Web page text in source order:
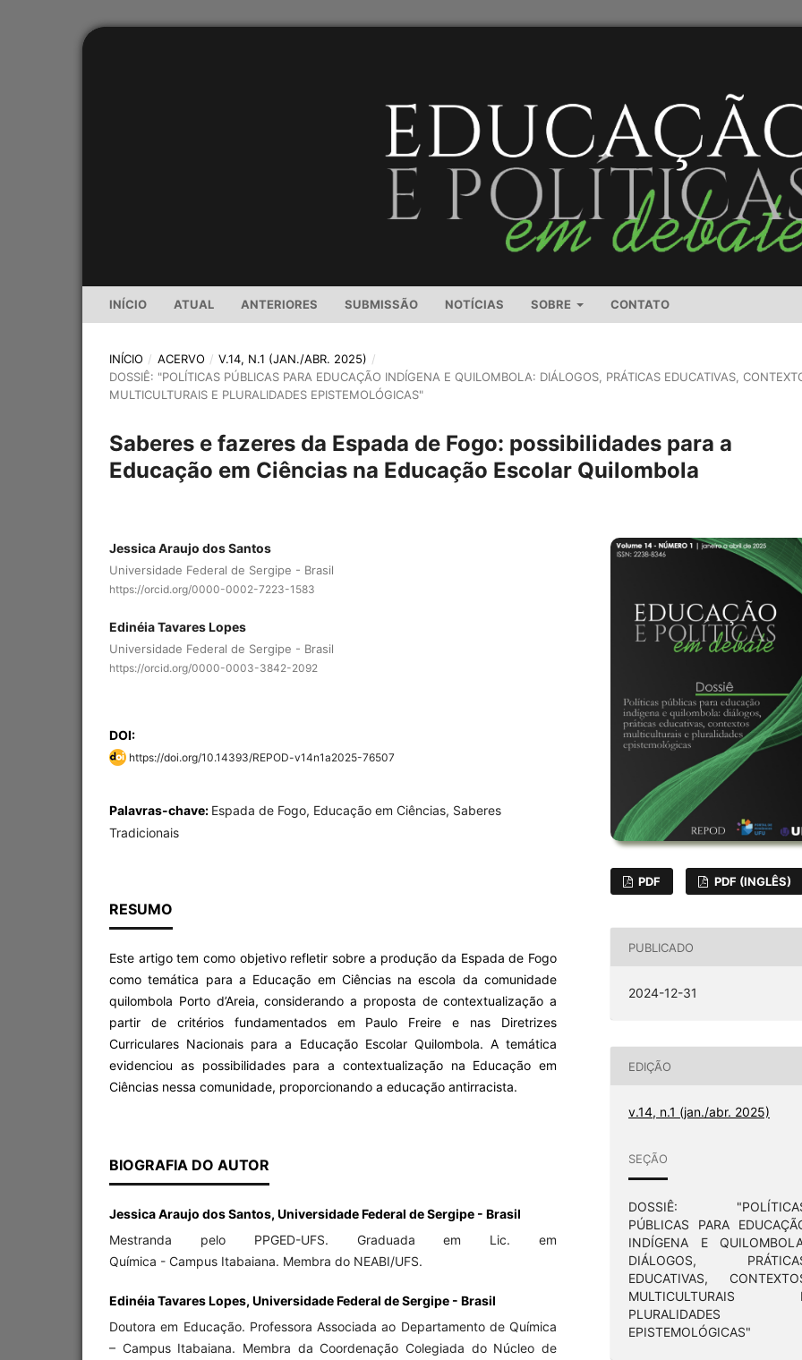
INÍCIO ATUAL ANTERIORES SUBMISSÃO NOTÍCIAS SOBRE CONTATO
INÍCIO / ACERVO / V.14, N.1 (JAN./ABR. 2025) /
DOSSIÊ: "POLÍTICAS PÚBLICAS PARA EDUCAÇÃO INDÍGENA E QUILOMBOLA: DIÁLOGOS, PRÁTICAS EDUCATIVAS,
MULTICULTURAIS E PLURALIDADES EPISTEMOLÓGICAS"
Saberes e fazeres da Espada de Fogo: possibilidades para a
Educação em Ciências na Educação Escolar Quilombola
Jessica Araujo dos Santos
Universidade Federal de Sergipe - Brasil
https://orcid.org/0000-0002-7223-1583
Edinéia Tavares Lopes
Universidade Federal de Sergipe - Brasil
https://orcid.org/0000-0003-3842-2092
DOI:
https://doi.org/10.14393/REPOD-v14n1a2025-76507
Palavras-chave: Espada de Fogo, Educação em Ciências, Saberes
Tradicionais
RESUMO
Este artigo tem como objetivo refletir sobre a produção da Espada de Fogo
como temática para a Educação em Ciências na escola da comunidade
quilombola Porto d’Areia, considerando a proposta de contextualização a
partir de critérios fundamentados em Paulo Freire e nas Diretrizes
Curriculares Nacionais para a Educação Escolar Quilombola. A temática
evidenciou as possibilidades para a contextualização na Educação em
Ciências nessa comunidade, proporcionando a educação antirracista.
BIOGRAFIA DO AUTOR
Jessica Araujo dos Santos, Universidade Federal de Sergipe - Brasil
Mestranda pelo PPGED-UFS. Graduada em Lic. em
Química - Campus Itabaiana. Membra do NEABI/UFS.
Edinéia Tavares Lopes, Universidade Federal de Sergipe - Brasil
Doutora em Educação. Professora Associada ao Departamento de Química
– Campus Itabaiana. Membra da Coordenação Colegiada do Núcleo de
PDF PDF (INGLÊS)
PUBLICADO
2024-12-31
EDIÇÃO
v.14, n.1 (jan./abr. 2025)
SEÇÃO
DOSSIÊ:
PÚBLICAS PARA
INDÍGENA E
DIÁLOGOS,
EDUCATIVAS,
MULTICULTURAIS
PLURALIDADES
EPISTEMOLÓGICAS"